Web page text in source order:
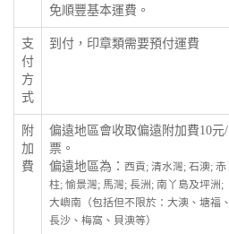
免順豐基本運費。
支
付
方
式
到付，印章類需要預付運費
附
加
費
偏遠地區會收取偏遠附加費10元/
票。
偏遠地區為： 西貢; 清水灣; 石澳; 赤
柱; 愉景灣; 馬灣; 長洲; 南丫島及坪洲;
大嶼南（包括但不限於：大澳、塘福、
長沙、梅窩、貝澳等）